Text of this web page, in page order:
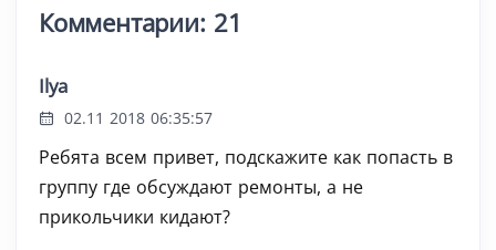
Комментарии: 21
Ilya
02.11 2018 06:35:57
Ребята всем привет, подскажите как попасть в
группу где обсуждают ремонты, а не
прикольчики кидают?